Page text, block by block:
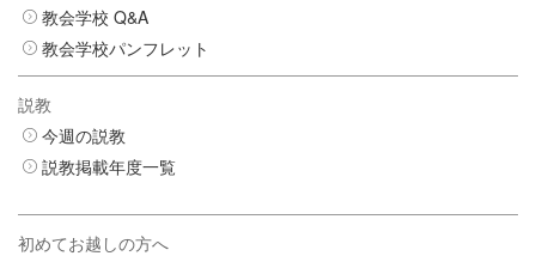
教会学校 Q&A
教会学校パンフレット
説教
今週の説教
説教掲載年度一覧
初めてお越しの方へ